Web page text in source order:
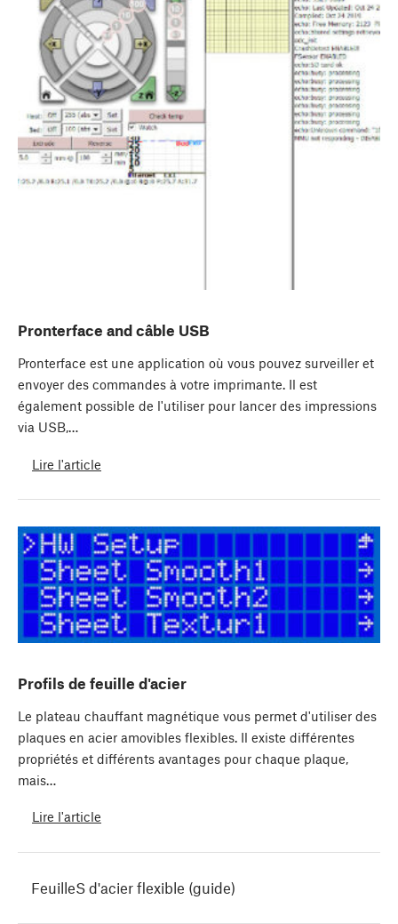
Pronterface and câble USB
Pronterface est une application où vous pouvez surveiller et
envoyer des commandes à votre imprimante. Il est
également possible de l'utiliser pour lancer des impressions
via USB,…
Lire l'article
Profils de feuille d'acier
Le plateau chauffant magnétique vous permet d'utiliser des
plaques en acier amovibles flexibles. Il existe différentes
propriétés et différents avantages pour chaque plaque,
mais…
Lire l'article
FeuilleS d'acier flexible (guide)